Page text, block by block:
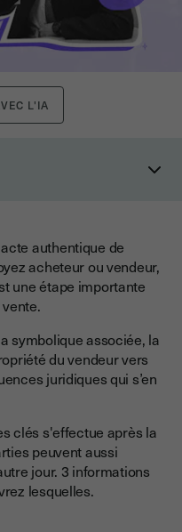
L'IA
avant la signature chez le
différée un autre jour
après la signature de
le notaire ?
le cadre d’une vente
authentique de
acheteur ou vendeur,
une étape importante
symbolique associée, la
du vendeur vers
juridiques qui s’en
clés s'effectue après la
peuvent aussi
jour. 3 informations
lesquelles.